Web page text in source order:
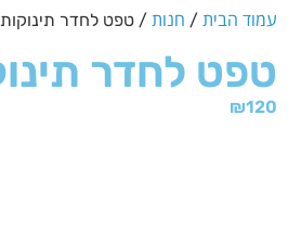
עמוד הבית / חנות / טפט לחדר תינוקות
טפט לחדר
₪120